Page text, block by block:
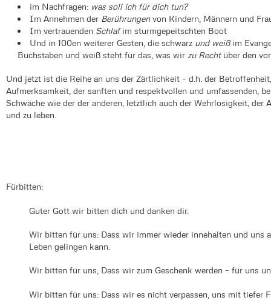
im Nachfragen: was soll ich für dich tun?
Im Annehmen der Berührungenvon Kindern, Männern und
Im vertrauenden Schlafim sturmgepeitschten Boot
Und in 100en weiterer Gesten, die schwarz und weiß im
Buchstaben und weiß steht für das, was wir zu Rechtüber den
Und jetzt ist die Reihe an uns der Zärtlichkeit – d.h. der
Aufmerksamkeit, der sanften und respektvollen und umfassenden,
Schwäche wie der der anderen, letztlich auch der Wehrlosigkeit, der
und zu leben.
Fürbitten:
Guter Gott wir bitten dich und danken dir.
Wir bitten für uns: Dass wir immer wieder innehalten und uns
Leben gelingen kann.
Wir bitten für uns, Dass wir zum Geschenk werden – für uns
Wir bitten für uns: Dass wir es nicht verpassen, uns mit tiefer